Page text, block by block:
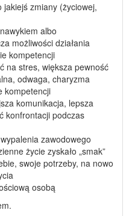
zmiany (życiowej,
albo
możliwości działania
kompetencji
na stres, większa pewność
odwaga, charyzma
kompetencji
komunikacja, lepsza
konfrontacji podczas
zawodowego
życie zyskało „smak”
swoje potrzeby, na nowo
osobą